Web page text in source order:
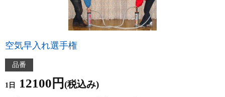
空気早入れ選手権
品番
1日 12100円(税込み)